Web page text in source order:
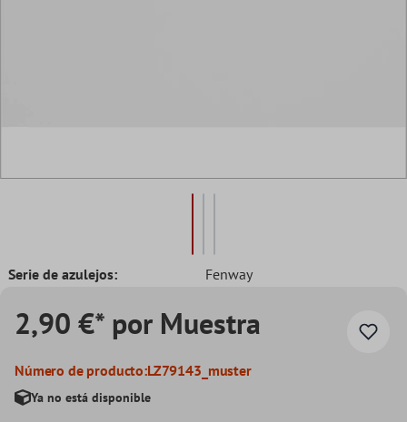
Serie de azulejos: Fenway
2,90 €* por Muestra
Número de producto:LZ79143_muster
Ya no está disponible